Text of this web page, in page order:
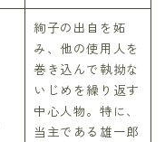
絢子の出自を妬
み、他の使用人を
巻き込んで執拗な
いじめを繰り返す
中心人物。特に、
当主である雄一郎